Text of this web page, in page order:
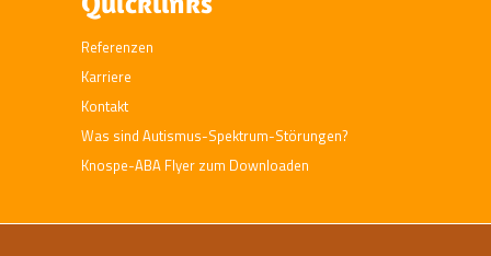
Referenzen
Karriere
Kontakt
Was sind Autismus-Spektrum-Störungen?
Knospe-ABA Flyer zum Downloaden